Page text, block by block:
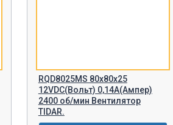
RQD8025MS 80x80x25
12VDC(Вольт) 0,14А(Ампер)
2400 об/мин Вентилятор
TIDAR.